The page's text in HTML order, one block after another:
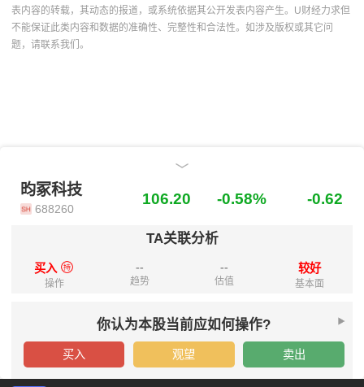
MLCC ABS 电子陶瓷 战略布局 市场份额
表内容的转载，其动态的报道，或系统依据其公开发表内容产生。U财经力求但
不能保证此类内容和数据的准确性、完整性和合法性。如涉及版权或其它问
题，请联系我们。
昀冢科技
昀冢科技
688260
106.20 -0.58% -0.62
TA关联分析
买入
操作
--
趋势
--
估值
较好
基本面
你认为本股当前应如何操作?
买入 观望 卖出